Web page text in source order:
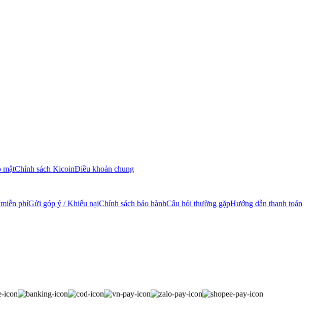
mậtChính sách KicoinĐiều khoản chung
phíGửi góp ý / Khiếu nạiChính sách bảo hànhCâu hỏi thường gặpHướng dẫn thanh toán